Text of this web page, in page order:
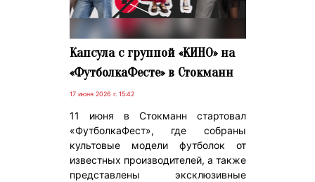
Капсула с группой «КИНО» на
«ФутболкаФесте» в Стокманн
17 июня 2026 г. 15:42
11 июня в Стокманн стартовал
«ФутболкаФест», где собраны
культовые модели футболок от
известных производителей, а также
представлены эксклюзивные